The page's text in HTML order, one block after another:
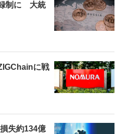
制に 大統
に戦
失約134億